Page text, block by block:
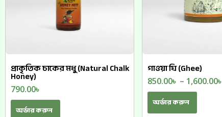
প্রাকৃতিক চাকের মধু (Natural Chalk
Honey)
790.00৳
অর্ডার করুন
গাওয়া ঘি (Ghee)
850.00৳ – 1,600.00৳
অর্ডার করুন